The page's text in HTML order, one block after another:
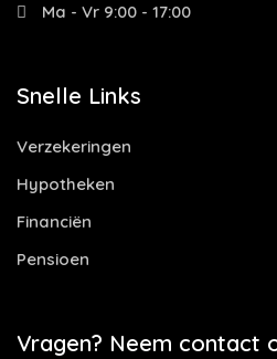
Ma - Vr 9:00 - 17:00
Snelle Links
Verzekeringen
Hypotheken
Financiën
Pensioen
Vragen? Neem contact